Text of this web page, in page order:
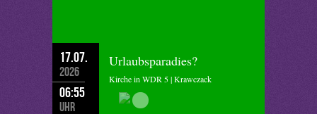
17.07.
2026
06:55
Uhr
Urlaubsparadies?
Kirche in WDR 5 | Krawczack